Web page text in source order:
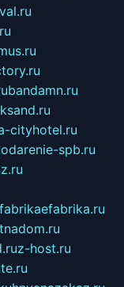
bandamn.ru
cityhotel.ru
spb.ru
z-host.ru